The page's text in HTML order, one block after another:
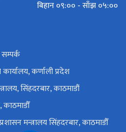
बिहान ०९:०० - साँझ ०५:००
कार्यालय, कर्णाली प्रदेश
सिंहदरबार, काठमाडौं
काठमाडौँ
मन्त्रालय सिंहदरबार, काठमाडौँ